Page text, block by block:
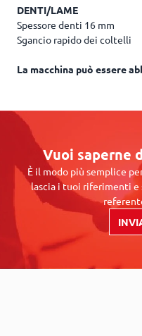
DENTI/LAME
Spessore denti 16 mm
Sgancio rapido dei coltelli
La macchina può essere
Vuoi saperne
È il modo più semplice
lascia i tuoi riferimenti e